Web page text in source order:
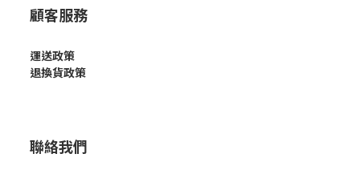
顧客服務
運送政策
退換貨政策
聯絡我們